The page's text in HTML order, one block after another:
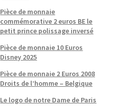
Pièce de monnaie
commémorative 2 euros BE le
petit prince polissage inversé
Pièce de monnaie 10 Euros
Disney 2025
Pièce de monnaie 2 Euros 2008
Droits de l’homme – Belgique
Le logo de notre Dame de Paris